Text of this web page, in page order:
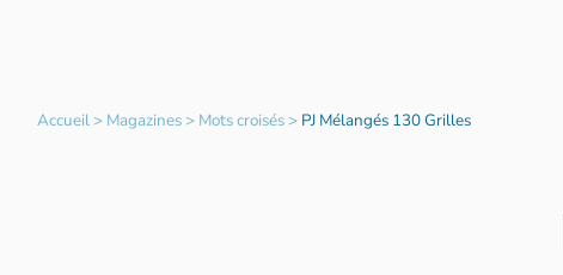
Accueil> Magazines> Mots croisés> PJ Mélangés 130 Grilles